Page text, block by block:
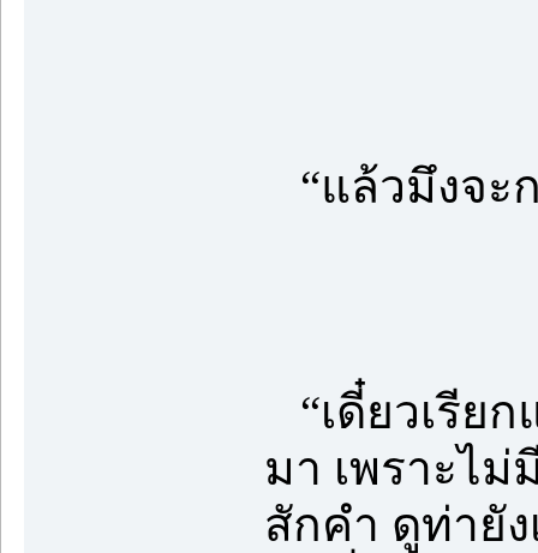
“แล้วมึงจะ
“เดี๋ยวเรีย
มา เพราะไ
สักคำ ดูท่ายั